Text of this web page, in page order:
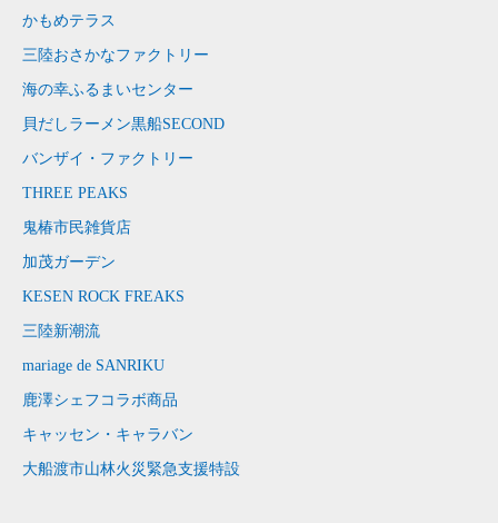
かもめテラス
三陸おさかなファクトリー
海の幸ふるまいセンター
貝だしラーメン黒船SECOND
バンザイ・ファクトリー
THREE PEAKS
鬼椿市民雑貨店
加茂ガーデン
KESEN ROCK FREAKS
三陸新潮流
mariage de SANRIKU
鹿澤シェフコラボ商品
キャッセン・キャラバン
大船渡市山林火災緊急支援特設